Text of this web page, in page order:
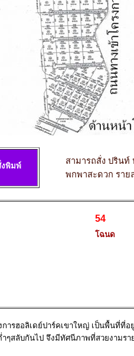
งพิมพ์
สามารถสั่ง ปริน
พกพาสะดวก ราย
54
โฉนด
ารฮอลิเดย์ปาร์คเขาใหญ่ เป็นพื้นที่ที่อ
ๆสลับกันไป จึงมีทัศนีภาพที่สวยงามร